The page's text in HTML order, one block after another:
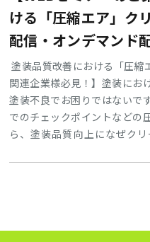
これからも変わらぬご愛顧を
ける「圧縮エア」ク
配信・オンデマンド配
塗装品質改善における「圧縮
関連企業様必見！】塗装にお
塗装不良でお困りではないで
でのチェックポイントなどの
ら、塗装品質向上になぜク
モ実演、改善事例を交えなが